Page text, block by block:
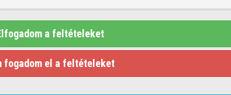
a feltételeket
fogadom el a feltételeket